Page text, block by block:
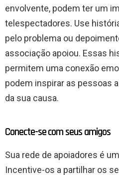
envolvente, podem ter um
telespectadores. Use
pelo problema ou
associação apoiou. Essas
permitem uma conexão
podem inspirar as pessoas
da sua causa.
Conecte-se com seus amigos
Sua rede de apoiadores é
Incentive-os a partilhar os